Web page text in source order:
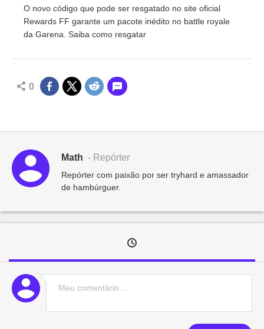
O novo código que pode ser resgatado no site oficial
Rewards FF garante um pacote inédito no battle royale
da Garena. Saiba como resgatar
0
Math - Repórter
Repórter com paixão por ser tryhard e amassador
de hambúrguer.